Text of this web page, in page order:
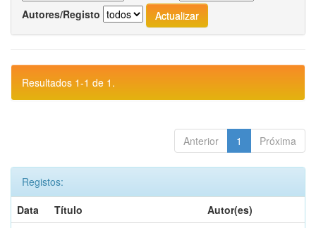
Autores/Registo
Resultados 1-1 de 1.
Anterior 1 Próxima
Registos:
Data
Título
Autor(es)